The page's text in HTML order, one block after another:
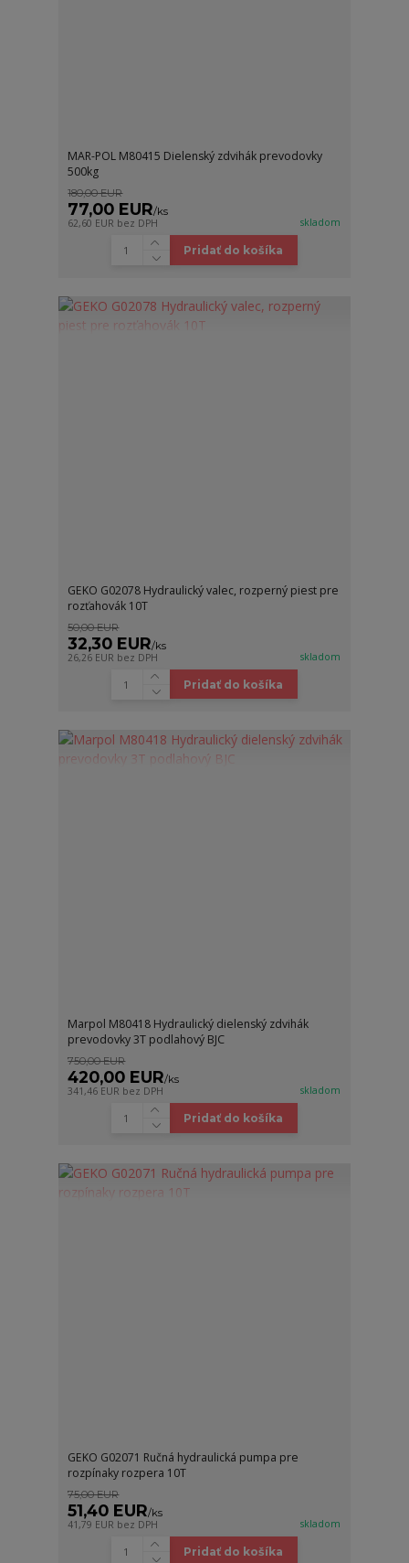
MAR-POL M80415 Dielenský zdvihák prevodovky
500kg
180,00 EUR
77,00 EUR/ks
62,60 EUR bez DPH skladom
Pridať do košíka
GEKO G02078 Hydraulický valec, rozperný piest pre
rozťahovák 10T
50,00 EUR
32,30 EUR/ks
26,26 EUR bez DPH skladom
Pridať do košíka
Marpol M80418 Hydraulický dielenský zdvihák
prevodovky 3T podlahový BJC
750,00 EUR
420,00 EUR/ks
341,46 EUR bez DPH skladom
Pridať do košíka
GEKO G02071 Ručná hydraulická pumpa pre
rozpínaky rozpera 10T
75,00 EUR
51,40 EUR/ks
41,79 EUR bez DPH skladom
Pridať do košíka